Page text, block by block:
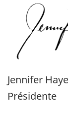
Jennifer
Présidente